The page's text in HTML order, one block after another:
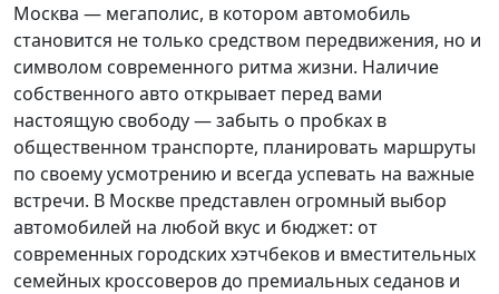
Москва — мегаполис, в котором автомобиль
становится не только средством передвижения, но и
символом современного ритма жизни. Наличие
собственного авто открывает перед вами
настоящую свободу — забыть о пробках в
общественном транспорте, планировать маршруты
по своему усмотрению и всегда успевать на важные
встречи. В Москве представлен огромный выбор
автомобилей на любой вкус и бюджет: от
современных городских хэтчбеков и вместительных
семейных кроссоверов до премиальных седанов и